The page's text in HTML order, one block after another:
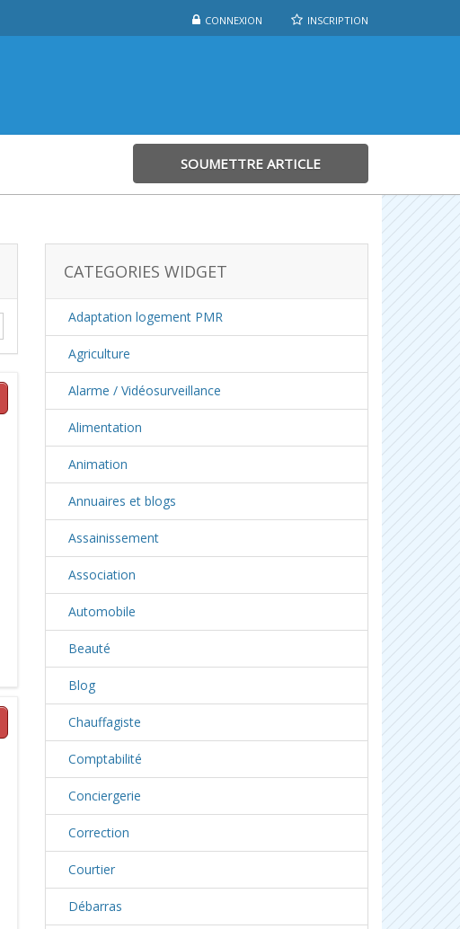
CONNEXION INSCRIPTION
SOUMETTRE ARTICLE
CATEGORIES WIDGET
Adaptation logement PMR
Agriculture
Alarme / Vidéosurveillance
Alimentation
Animation
Annuaires et blogs
Assainissement
Association
Automobile
Beauté
Blog
Chauffagiste
Comptabilité
Conciergerie
Correction
Courtier
Débarras